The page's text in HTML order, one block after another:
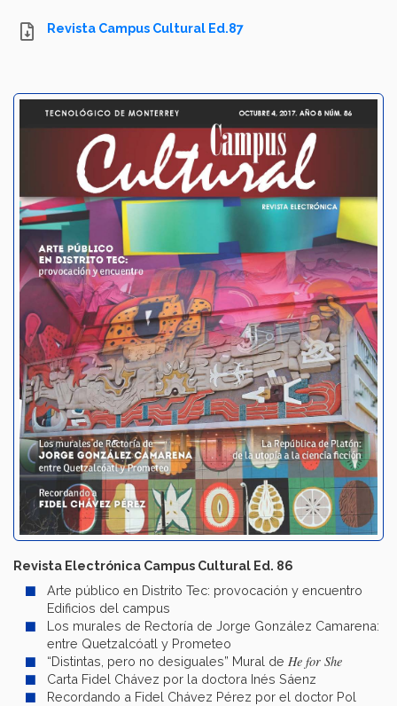
Revista Campus Cultural Ed.87
Revista Electrónica Campus Cultural Ed. 86
Arte público en Distrito Tec: provocación y encuentro
Edificios del campus
Los murales de Rectoría de Jorge González Camarena:
entre Quetzalcóatl y Prometeo
“Distintas, pero no desiguales” Mural de He for She
Carta Fidel Chávez por la doctora Inés Sáenz
Recordando a Fidel Chávez Pérez por el doctor Pol